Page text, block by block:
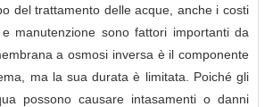
del trattamento delle acque, anche i costi
manutenzione sono fattori importanti da
a osmosi inversa è il componente
ma la sua durata è limitata. Poiché gli
possono causare intasamenti o danni